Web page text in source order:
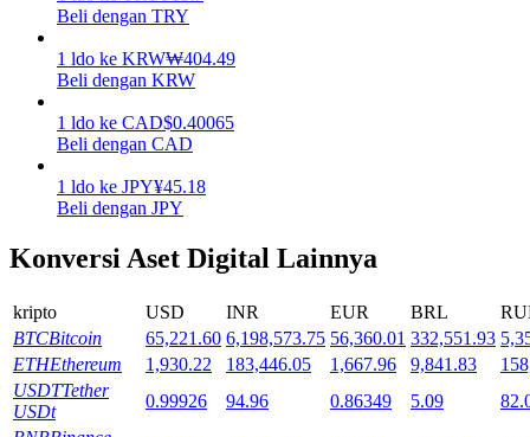
Staking fleksibel untuk mendapatkan token populer
Beli dengan TRY
1 ldo ke KRW₩404.49
Beli dengan KRW
1 ldo ke CAD$0.40065
Beli dengan CAD
1 ldo ke JPY¥45.18
Beli dengan JPY
Konversi Aset Digital Lainnya
kripto USD INR EUR BRL
BTCBitcoin 65,221.60 6,198,573.75 56,360.01 332,551.93
ETHEthereum 1,930.22 183,446.05 1,667.96 9,841.83
USDTTether
USDt
0.99926 94.96 0.86349 5.09